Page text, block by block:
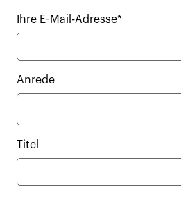
Ihre E-Mail-Adresse*
Anrede
Titel